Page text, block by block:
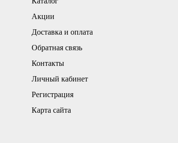
Акции
Доставка и оплата
Обратная связь
Контакты
Личный кабинет
Регистрация
Карта сайта